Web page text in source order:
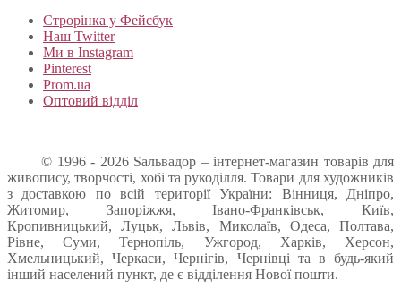
Строрінка у Фейсбук
Наш Twitter
Ми в Instagram
Pinterest
Prom.ua
Оптовий відділ
© 1996 - 2026 Sальвадор – інтернет-магазин товарів для
живопису, творчості, хобі та рукоділля. Товари для художників
з доставкою по всій території України: Вінниця, Дніпро,
Житомир, Запоріжжя, Івано-Франківськ, Київ,
Кропивницький, Луцьк, Львів, Миколаїв, Одеса, Полтава,
Рівне, Суми, Тернопіль, Ужгород, Харків, Херсон,
Хмельницький, Черкаси, Чернігів, Чернівці та в будь-який
інший населений пункт, де є відділення Нової пошти.